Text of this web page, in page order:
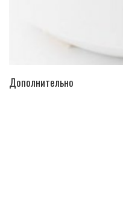
Дополнительно